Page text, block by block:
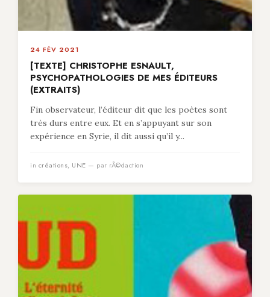
24 FÉV 2021
[TEXTE] CHRISTOPHE ESNAULT,
PSYCHOPATHOLOGIES DE MES ÉDITEURS
(EXTRAITS)
Fin observateur, l’éditeur dit que les poètes sont
très durs entre eux. Et en s’appuyant sur son
expérience en Syrie, il dit aussi qu’il y...
in créations, UNE — par rÃ©daction